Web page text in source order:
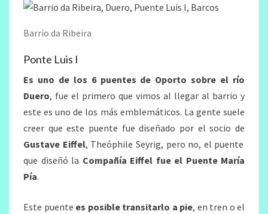
Barrio da Ribeira
Ponte Luis I
Es uno de los 6 puentes de Oporto sobre el río
Duero, fue el primero que vimos al llegar al barrio y
este es uno de los más emblemáticos. La gente suele
creer que este puente fue diseñado por el socio de
Gustave Eiffel, Theóphile Seyrig, pero no, el puente
que diseñó la Compañía Eiffel fue el Puente María
Pía.
Este puente es posible transitarlo a pie, en tren o el